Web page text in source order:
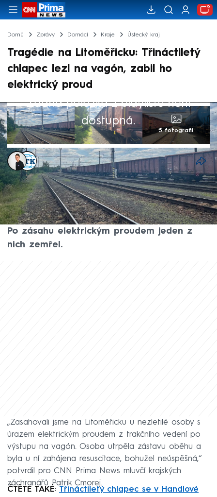
Domů Zprávy Domácí Kraje Ústecký kraj
Tragédie na Litoměřicku: Třináctiletý
chlapec lezl na vagón, zabil ho
elektrický proud
Žádná položka z playlistu není
dostupná.
5 fotografií
Kristián Šujan,ČTK
Akt. 28. čvn 2025, 13:09• 28. čvn 2025, 09:17
Všechny záchranné složky vyjížděly v
sobotu nad ránem do Račic na Litoměřicku.
Dvojice chlapců tam měla lézt na vagóny.
Po zásahu elektrickým proudem jeden z
nich zemřel.
„Zasahovali jsme na Litoměřicku u nezletilé osoby s
úrazem elektrickým proudem z trakčního vedení po
výstupu na vagón. Osoba utrpěla zástavu oběhu a
byla u ní zahájena resuscitace, bohužel neúspěšná,“
potvrdil pro CNN Prima News mluvčí krajských
záchranářů Patrik Cmorej.
ČTĚTE TAKÉ: Třináctiletý chlapec se v Handlové